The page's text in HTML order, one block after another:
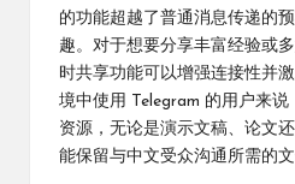
的功能超越了普通消息传递的
趣。对于想要分享丰富经验或
时共享功能可以增强连接性并
境中使用 Telegram 的用户来
资源，无论是演示文稿、论文
能保留与中文受众沟通所需的文